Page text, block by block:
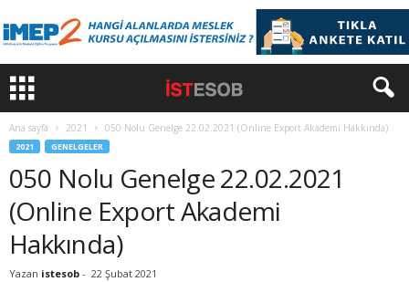
Ana sayfa 2021 050 Nolu Genelge 22.02.2021 (Online Export Akademi Hakkında)
2021 GENELGELER
050 Nolu Genelge 22.02.2021
(Online Export Akademi
Hakkında)
Yazan istesob - 22 Şubat 2021